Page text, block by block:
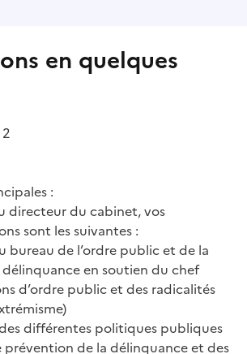
en quelques
:
directeur du cabinet, vos
sont les suivantes :
bureau de l’ordre public et de la
en soutien du chef
d’ordre public et des radicalités
différentes politiques publiques
de la délinquance et des